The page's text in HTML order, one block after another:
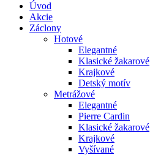
Úvod
Akcie
Záclony
Hotové
Elegantné
Klasické žakarové
Krajkové
Detský motív
Metrážové
Elegantné
Pierre Cardin
Klasické žakarové
Krajkové
Vyšívané